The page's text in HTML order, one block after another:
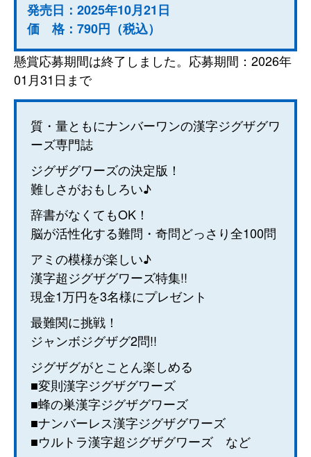
発売日：2025年10月21日
価 格：790円（税込）
懸賞応募期間は終了しました。応募期間：2026年
01月31日まで
質・量ともにナンバーワンの漢字ジグザグワ
ーズ専門誌
ジグザグワーズの決定版！
難しさがおもしろい♪
辞書がなくてもOK！
脳が活性化する難問・奇問どっさり全100問
アミの模様が楽しい♪
漢字超ジグザグワーズ特集!!
現金1万円を3名様にプレゼント
最難関に挑戦！
ジャンボジグザグ2問!!
ジグザグがとことん楽しめる
■変則漢字ジグザグワーズ
■蜂の巣漢字ジグザグワーズ
■ナンバーレス漢字ジグザグワーズ
■ウルトラ漢字超ジグザグワーズ など